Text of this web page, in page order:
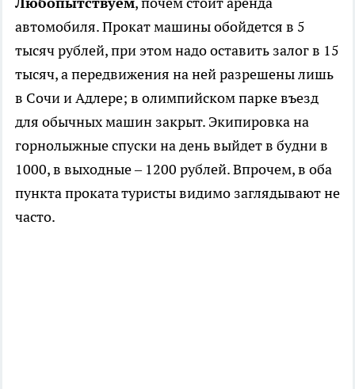
автомобиля. Прокат машины обойдется в 5
тысяч рублей, при этом надо оставить залог в 15
тысяч, а передвижения на ней разрешены лишь
в Сочи и Адлере; в олимпийском парке въезд
для обычных машин закрыт. Экипировка на
горнолыжные спуски на день выйдет в будни в
1000, в выходные – 1200 рублей. Впрочем, в оба
пункта проката туристы видимо заглядывают не
часто.